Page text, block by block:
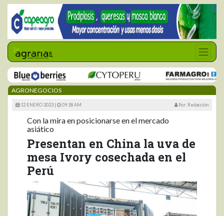
AGRONEGOCIOS
12 ENERO 2023 | 09:18 AM Por: Redacción
Con la mira en posicionarse en el mercado
asiático
Presentan en China la uva de
mesa Ivory cosechada en el
Perú